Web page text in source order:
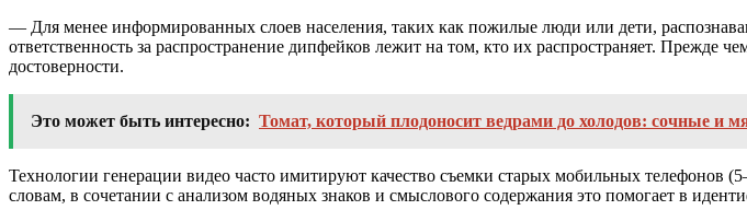
— Для менее информированных слоев населения, таких как пожилые люди или дети,
ответственность за распространение дипфейков лежит на том, кто их распространяет.
достоверности.
Это может быть интересно: Томат, который плодоносит ведрами до холодов: сочные и
Технологии генерации видео часто имитируют качество съемки старых мобильных телефонов
словам, в сочетании с анализом водяных знаков и смыслового содержания это помогает в